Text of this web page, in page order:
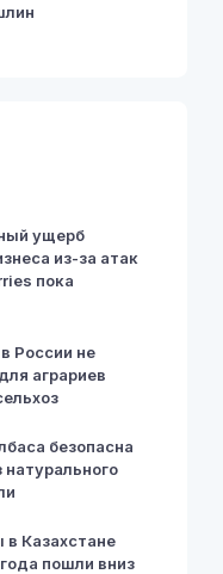
ущерб
из-за атак
пока
России не
аграриев
безопасна
натурального
Казахстане
пошли вниз